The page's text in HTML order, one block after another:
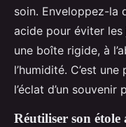
soin. Enveloppez-la
acide pour éviter les
une boîte rigide, à
l’humidité. C’est
l’éclat d’un souvenir
Réutiliser son